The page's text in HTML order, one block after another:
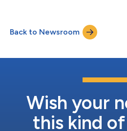
guida dell'FDA per gli endpoint
adattivi dei trial e la diversità dei trial.
Back to Newsroom
Wish your
this kind